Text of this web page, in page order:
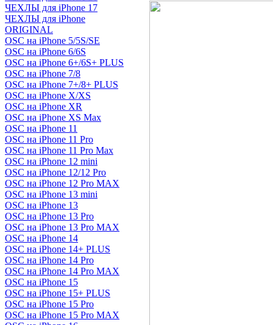
ЧЕХЛЫ для iPhone 17
ЧЕХЛЫ для iPhone
ORIGINAL
OSC на iPhone 5/5S/SE
OSC на iPhone 6/6S
OSC на iPhone 6+/6S+ PLUS
OSC на iPhone 7/8
OSC на iPhone 7+/8+ PLUS
OSC на iPhone X/XS
OSC на iPhone XR
OSC на iPhone XS Max
OSC на iPhone 11
OSC на iPhone 11 Pro
OSC на iPhone 11 Pro Max
OSC на iPhone 12 mini
OSC на iPhone 12/12 Pro
OSC на iPhone 12 Pro MAX
OSC на iPhone 13 mini
OSC на iPhone 13
OSC на iPhone 13 Pro
OSC на iPhone 13 Pro MAX
OSC на iPhone 14
OSC на iPhone 14+ PLUS
OSC на iPhone 14 Pro
OSC на iPhone 14 Pro MAX
OSC на iPhone 15
OSC на iPhone 15+ PLUS
OSC на iPhone 15 Pro
OSC на iPhone 15 Pro MAX